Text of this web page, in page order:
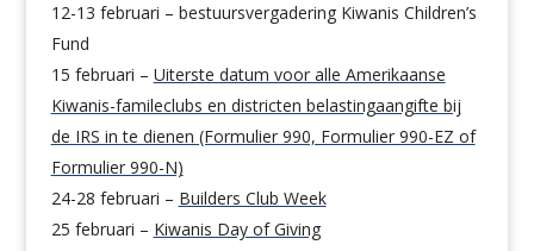
12-13 februari – bestuursvergadering Kiwanis Children’s
Fund
15 februari – Uiterste datum voor alle Amerikaanse
Kiwanis-famileclubs en districten belastingaangifte bij
de IRS in te dienen (Formulier 990, Formulier 990-EZ of
Formulier 990-N)
24-28 februari – Builders Club Week
25 februari – Kiwanis Day of Giving